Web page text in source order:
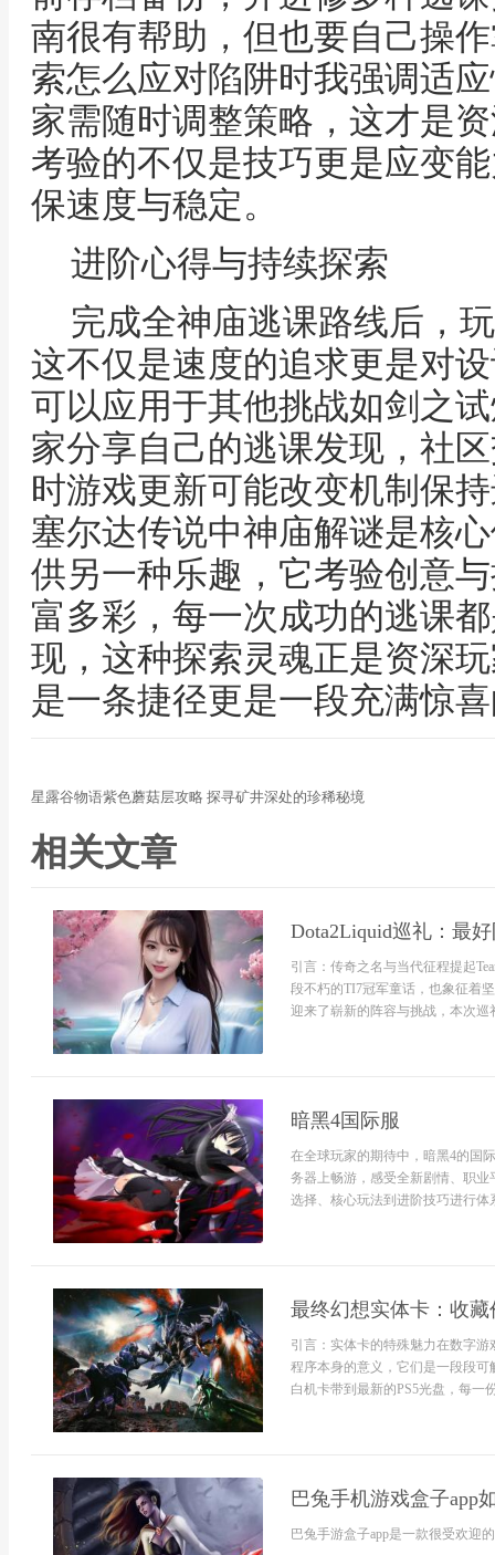
南很有帮助，但也要自己操
索怎么应对陷阱时我强调适
家需随时调整策略，这才是
考验的不仅是技巧更是应变
保速度与稳定。
进阶心得与持续探索
完成全神庙逃课路线后，
这不仅是速度的追求更是对
可以应用于其他挑战如剑之
家分享自己的逃课发现，社
时游戏更新可能改变机制保
塞尔达传说中神庙解谜是核
供另一种乐趣，它考验创意
富多彩，每一次成功的逃课
现，这种探索灵魂正是资深
是一条捷径更是一段充满惊
星露谷物语紫色蘑菇层攻略 探寻矿井深处的珍稀秘境
相关文章
Dota2Liquid巡礼：最
引言：传奇之名与当代征程提起
段不朽的TI7冠军童话，也象征着
迎来了崭新的阵容与挑战，本次
暗黑4国际服
在全球玩家的期待中，暗黑4的国
务器上畅游，感受全新剧情、职
选择、核心玩法到进阶技巧进行体
最终幻想实体卡：收
引言：实体卡的特殊魅力在数字
程序本身的意义，它们是一段段
白机卡带到最新的PS5光盘，每一
巴兔手机游戏盒子app
巴兔手游盒子app是一款很受欢迎